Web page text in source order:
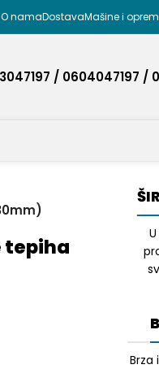
O namaDostavaMašine i
/ 0604047197 /
tepiha
Brza